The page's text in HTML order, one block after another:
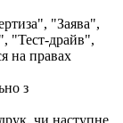
"Заява",
"Тест-драйв",
на правах
з
чи наступне